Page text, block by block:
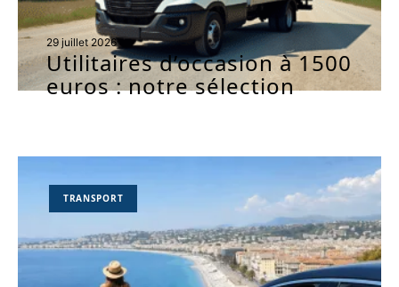
29 juillet 2026
Utilitaires d’occasion à 1500
euros : notre sélection
TRANSPORT